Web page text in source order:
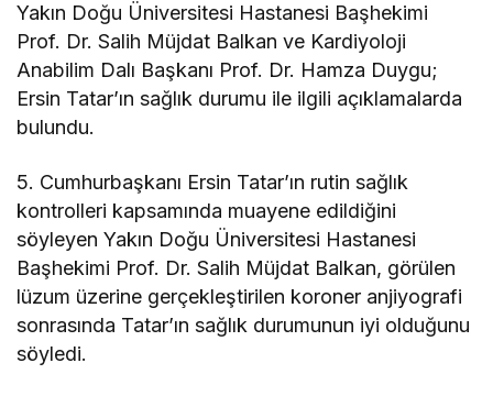
Yakın Doğu Üniversitesi Hastanesi Başhekimi
Prof. Dr. Salih Müjdat Balkan ve Kardiyoloji
Anabilim Dalı Başkanı Prof. Dr. Hamza Duygu;
Ersin Tatar’ın sağlık durumu ile ilgili açıklamalarda
bulundu.
5. Cumhurbaşkanı Ersin Tatar’ın rutin sağlık
kontrolleri kapsamında muayene edildiğini
söyleyen Yakın Doğu Üniversitesi Hastanesi
Başhekimi Prof. Dr. Salih Müjdat Balkan, görülen
lüzum üzerine gerçekleştirilen koroner anjiyografi
sonrasında Tatar’ın sağlık durumunun iyi olduğunu
söyledi.